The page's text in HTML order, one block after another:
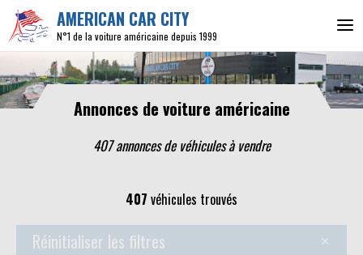
AMERICAN CAR CITY
N°1 de la voiture américaine depuis 1999
Annonces de voiture américaine
407 annonces de véhiculesà vendre
407 véhicules trouvés
Réinitialiser les filtres